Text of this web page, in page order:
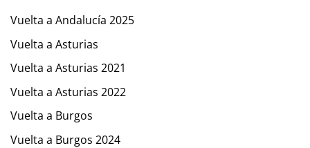
Vuelta a Andalucía 2025
Vuelta a Asturias
Vuelta a Asturias 2021
Vuelta a Asturias 2022
Vuelta a Burgos
Vuelta a Burgos 2024